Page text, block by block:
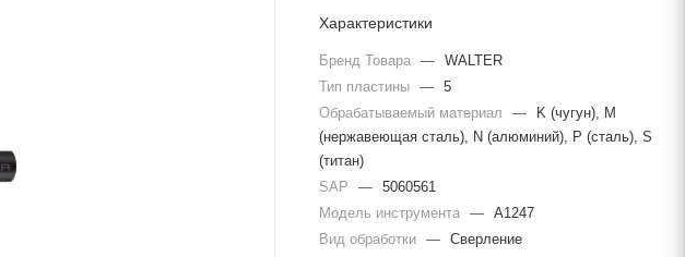
Характеристики
Бренд Товара — WALTER
Тип пластины — 5
Обрабатываемый материал
—
K (чугун), M
(нержавеющая сталь), N (алюминий), P (сталь), S
(титан)
SAP
— 5060561
Модель инструмента — A1247
Вид обработки — Сверление